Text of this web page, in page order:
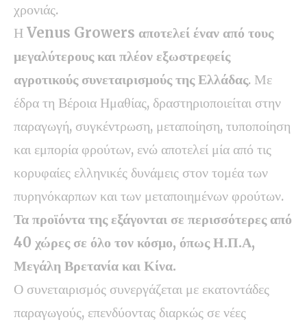
χρονιάς.
Η Venus Growers αποτελεί έναν από τους
μεγαλύτερους και πλέον εξωστρεφείς
αγροτικούς συνεταιρισμούς της Ελλάδας. Με
έδρα τη Βέροια Ημαθίας, δραστηριοποιείται στην
παραγωγή, συγκέντρωση, μεταποίηση, τυποποίηση
και εμπορία φρούτων, ενώ αποτελεί μία από τις
κορυφαίες ελληνικές δυνάμεις στον τομέα των
πυρηνόκαρπων και των μεταποιημένων φρούτων.
Τα προϊόντα της εξάγονται σε περισσότερες από
40 χώρες σε όλο τον κόσμο, όπως Η.Π.Α,
Μεγάλη Βρετανία και Κίνα.
Ο συνεταιρισμός συνεργάζεται με εκατοντάδες
παραγωγούς, επενδύοντας διαρκώς σε νέες